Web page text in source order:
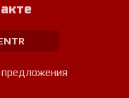
предложения